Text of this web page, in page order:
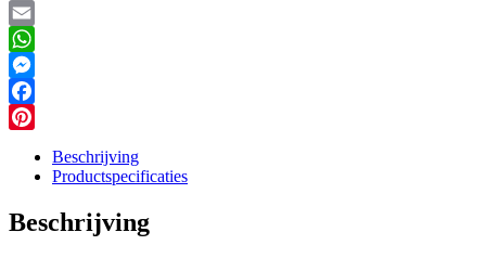
Email
WhatsApp
Messenger
Facebook
Beschrijving
Productspecificaties
Beschrijving